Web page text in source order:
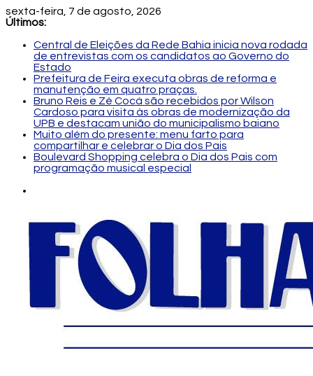
sexta-feira, 7 de agosto, 2026
Últimos:
Central de Eleições da Rede Bahia inicia nova rodada
de entrevistas com os candidatos ao Governo do
Estado
Prefeitura de Feira executa obras de reforma e
manutenção em quatro praças.
Bruno Reis e Zé Cocá são recebidos por Wilson
Cardoso para visita às obras de modernização da
UPB e destacam união do municipalismo baiano
Muito além do presente: menu farto para
compartilhar e celebrar o Dia dos Pais
Boulevard Shopping celebra o Dia dos Pais com
programação musical especial